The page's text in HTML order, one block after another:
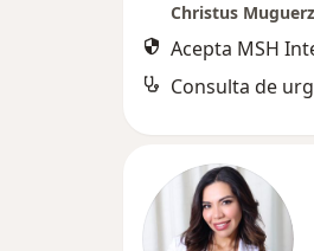
Acepta MSH
Consulta de